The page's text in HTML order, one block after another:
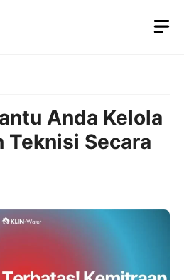
Anda Kelola
Teknisi Secara